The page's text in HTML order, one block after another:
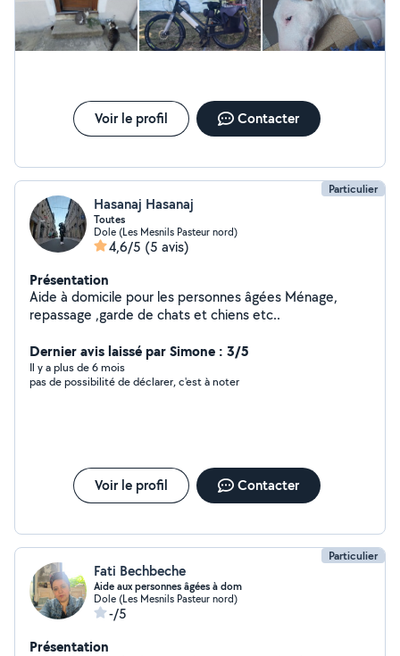
Voir le profil Contacter
Particulier
Hasanaj Hasanaj
Toutes
Dole (Les Mesnils Pasteur nord)
4,6/5 (5 avis)
Présentation
Aide à domicile pour les personnes âgées Ménage,
repassage ,garde de chats et chiens etc..
Dernier avis laissé par Simone : 3/5
Il y a plus de 6 mois
pas de possibilité de déclarer, c'est à noter
Voir le profil Contacter
Particulier
Fati Bechbeche
Aide aux personnes âgées à dom
Dole (Les Mesnils Pasteur nord)
-/5
Présentation